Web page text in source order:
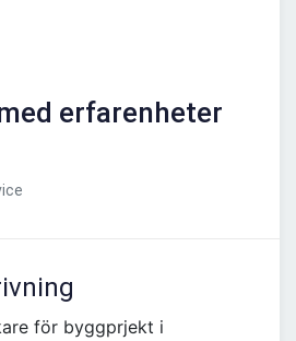
erfarenheter
för byggprjekt i